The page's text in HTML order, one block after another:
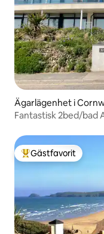
Ägarlägenhet i
Fantastisk 2bed/bad
Populär gästfavorit
Gästfavorit